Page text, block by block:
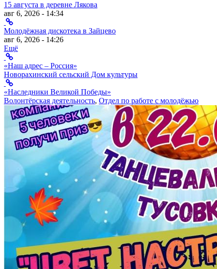
15 августа в деревне Лякова
авг 6, 2026 - 14:34
Молодёжная дискотека в Зайцево
авг 6, 2026 - 14:26
Ещё
«Наш адрес – Россия»
Новорахинский сельский Дом культуры
«Наследники Великой Победы»
Волонтёрская деятельность, Отдел по работе с молодёжью